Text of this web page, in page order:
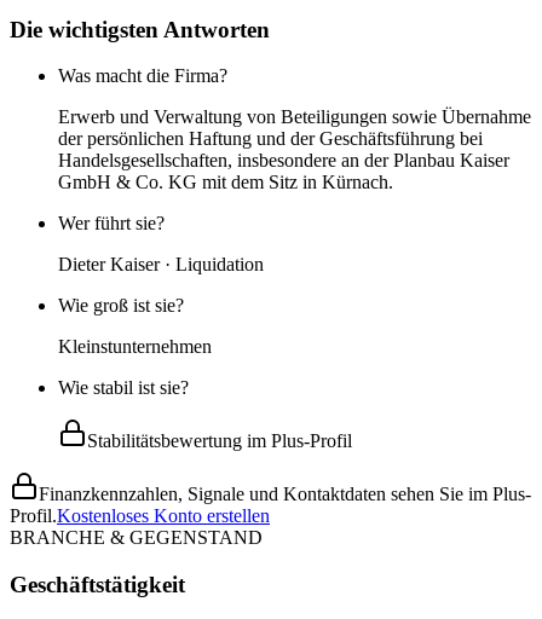
Die wichtigsten Antworten
Was macht die Firma?
Erwerb und Verwaltung von Beteiligungen sowie Übernahme
der persönlichen Haftung und der Geschäftsführung bei
Handelsgesellschaften, insbesondere an der Planbau Kaiser
GmbH & Co. KG mit dem Sitz in Kürnach.
Wer führt sie?
Dieter Kaiser · Liquidation
Wie groß ist sie?
Kleinstunternehmen
Wie stabil ist sie?
Stabilitätsbewertung im Plus-Profil
Finanzkennzahlen, Signale und Kontaktdaten sehen Sie im Plus-
Profil.Kostenloses Konto erstellen
BRANCHE & GEGENSTAND
Geschäftstätigkeit